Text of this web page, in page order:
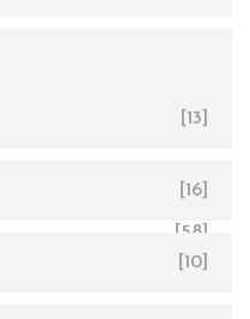
[58]
[13]
[16]
[10]